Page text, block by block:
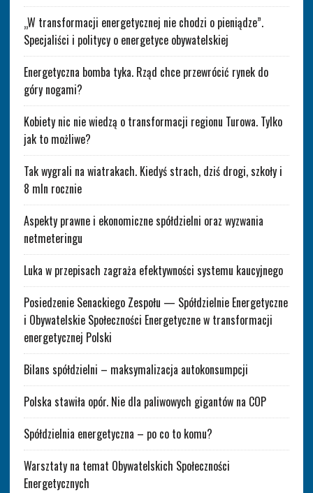
„W transformacji energetycznej nie chodzi o pieniądze”.
Specjaliści i politycy o energetyce obywatelskiej
Energetyczna bomba tyka. Rząd chce przewrócić rynek do
góry nogami?
Kobiety nic nie wiedzą o transformacji regionu Turowa. Tylko
jak to możliwe?
Tak wygrali na wiatrakach. Kiedyś strach, dziś drogi, szkoły i
8 mln rocznie
Aspekty prawne i ekonomiczne spółdzielni oraz wyzwania
netmeteringu
Luka w przepisach zagraża efektywności systemu kaucyjnego
Posiedzenie Senackiego Zespołu — Spółdzielnie Energetyczne
i Obywatelskie Społeczności Energetyczne w transformacji
energetycznej Polski
Bilans spółdzielni – maksymalizacja autokonsumpcji
Polska stawiła opór. Nie dla paliwowych gigantów na COP
Spółdzielnia energetyczna – po co to komu?
Warsztaty na temat Obywatelskich Społeczności
Energetycznych